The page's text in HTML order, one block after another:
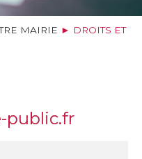
MAIRIE ► DROITS ET
public.fr